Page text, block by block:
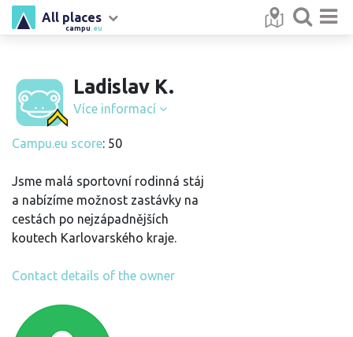
campu .eu
All places
Ladislav K.
Více informací
Campu.eu score: 50
Jsme malá sportovní rodinná stáj
a nabízíme možnost zastávky na
cestách po nejzápadnějších
koutech Karlovarského kraje.
Contact details of the owner